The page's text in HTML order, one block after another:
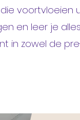
voortvloeien
en leer je
in zowel de